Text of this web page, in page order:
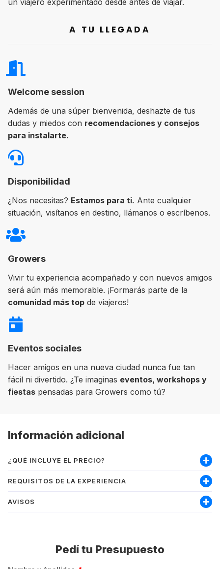
A TU LLEGADA
Welcome session
Además de una súper bienvenida, deshazte de tus
dudas y miedos con recomendaciones y consejos
para instalarte.
Disponibilidad
¿Nos necesitas? Estamos para ti. Ante cualquier
situación, visítanos en destino, llámanos o escríbenos.
Growers
Vivir tu experiencia acompañado y con nuevos amigos
será aún más memorable. ¡Formarás parte de la
comunidad más top de viajeros!
Eventos sociales
Hacer amigos en una nueva ciudad nunca fue tan
fácil ni divertido. ¿Te imaginas eventos, workshops y
fiestas pensadas para Growers como tú?
Información adicional
¿QUÉ INCLUYE EL PRECIO?
Incluye:
REQUISITOS DE LA EXPERIENCIA
AVISOS
Los precios se muestran en la moneda local del
Pedí tu Presupuesto